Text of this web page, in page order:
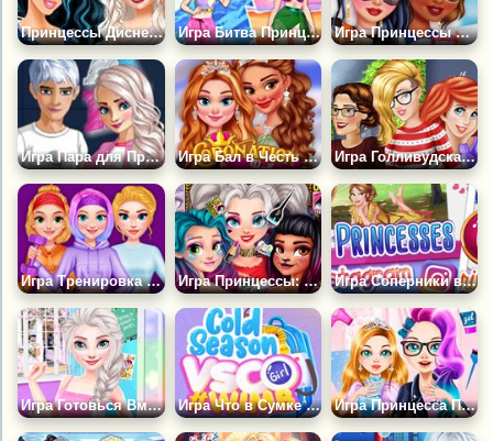
Принцессы Диснея на Конкурсе Модниц Игра Битва Принцесс Лето Против Зимы Игра Принцессы в Знаменитом Тик Токе
Игра Пара для Принцесс в Колледже Игра Бал в Честь Коронации Игра Голливудская Роль для Авроры
Игра Тренировка Принцесс Игра Принцессы: Косплей-Фестиваль Игра Соперники в Инстаграм
Игра Готовься Вместе с Принцессами Игра Что в Сумке Принцесс? Игра Принцесса Попала в Будущее